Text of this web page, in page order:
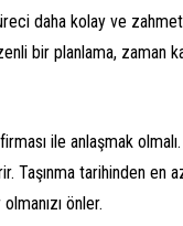
daha kolay ve
bir planlama, zaman
firması ile anlaşmak
Taşınma tarihinden
önler.